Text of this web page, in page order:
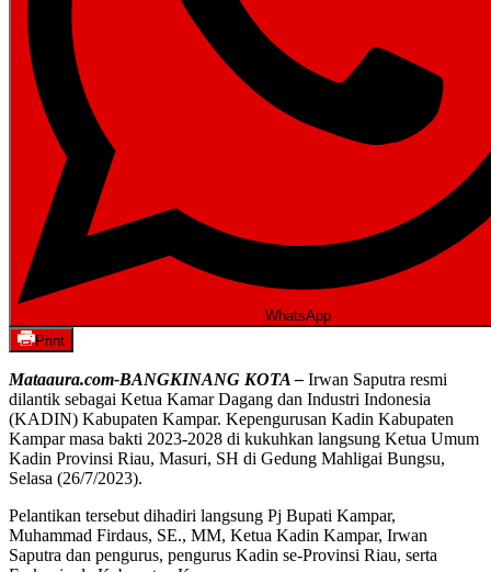
WhatsApp
Print
Mataaura.com-BANGKINANG KOTA – Irwan Saputra resmi
dilantik sebagai Ketua Kamar Dagang dan Industri Indonesia
(KADIN) Kabupaten Kampar. Kepengurusan Kadin Kabupaten
Kampar masa bakti 2023-2028 di kukuhkan langsung Ketua Umum
Kadin Provinsi Riau, Masuri, SH di Gedung Mahligai Bungsu,
Selasa (26/7/2023).
Pelantikan tersebut dihadiri langsung Pj Bupati Kampar,
Muhammad Firdaus, SE., MM, Ketua Kadin Kampar, Irwan
Saputra dan pengurus, pengurus Kadin se-Provinsi Riau, serta